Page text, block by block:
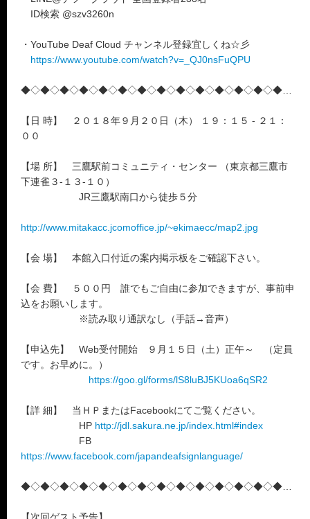
ID検索 @szv3260n
・YouTube Deaf Cloud チャンネル登録宜しくね☆彡
https://www.youtube.com/watch?v=_QJ0nsFuQPU
◆◇◆◇◆◇◆◇◆◇◆◇◆◇◆◇◆◇◆◇◆◇◆◇◆◇◆◇◆
【日 時】 ２０１８年９月２０日（木） １９：１５ ‐ ２１：
００
【場 所】 三鷹駅前コミュニティ・センター （東京都三鷹市
下連雀３-１３-１０）
JR三鷹駅南口から徒歩５分
http://www.mitakacc.jcomoffice.jp/~ekimaecc/map2.jpg
【会 場】 本館入口付近の案内掲示板をご確認下さい。
【会 費】 ５００円 誰でもご自由に参加できますが、事前申
込をお願いします。
※読み取り通訳なし（手話→音声）
【申込先】 Web受付開始 ９月１５日（土）正午～ （定員
です。お早めに。）
https://goo.gl/forms/lS8luBJ5KUoa6qSR2
【詳 細】 当ＨＰまたはFacebookにてご覧ください。
HP http://jdl.sakura.ne.jp/index.html#index
FB
https://www.facebook.com/japandeafsignlanguage/
◆◇◆◇◆◇◆◇◆◇◆◇◆◇◆◇◆◇◆◇◆◇◆◇◆◇◆◇◆